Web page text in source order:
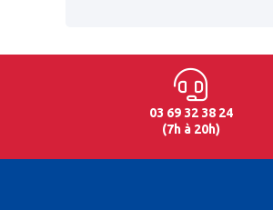
03 69 32 38 24
(7h à 20h)